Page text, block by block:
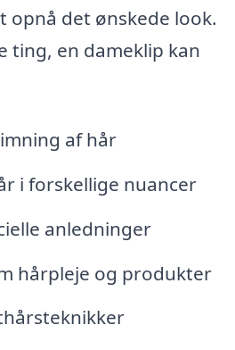
opnå det ønskede look.
ting, en dameklip kan
af hår
i forskellige nuancer
anledninger
hårpleje og produkter